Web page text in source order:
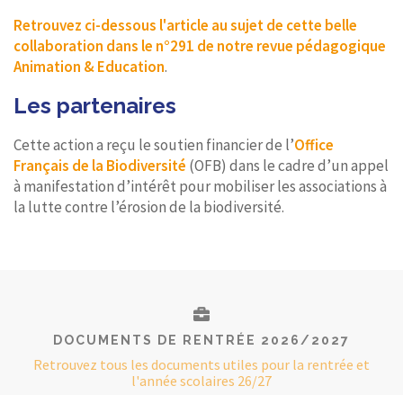
Retrouvez ci-dessous l'article au sujet de cette belle
collaboration dans le n°291 de notre revue pédagogique
Animation & Education.
Les partenaires
Cette action a reçu le soutien financier de l’Office
Français de la Biodiversité (OFB) dans le cadre d’un appel
à manifestation d’intérêt pour mobiliser les associations à
la lutte contre l’érosion de la biodiversité.
DOCUMENTS DE RENTRÉE 2026/2027
Retrouvez tous les documents utiles pour la rentrée et
l'année scolaires 26/27